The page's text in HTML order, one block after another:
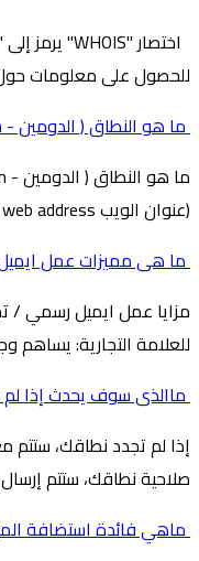
للحصول على معلومات
ما هو النطاق ( الدومين - Domain) ؟
(عنوان الويب web address ) هو...
ما هى مميزات عمل
مزايا عمل ايميل رسمي /
للعلامة التجارية: يساهم
ماالذى سوف يحدث إذا لم
إذا لم تجدد نطاقك، ستتم
صلاحية نطاقك، ستتم
ماهي فائدة استضافة